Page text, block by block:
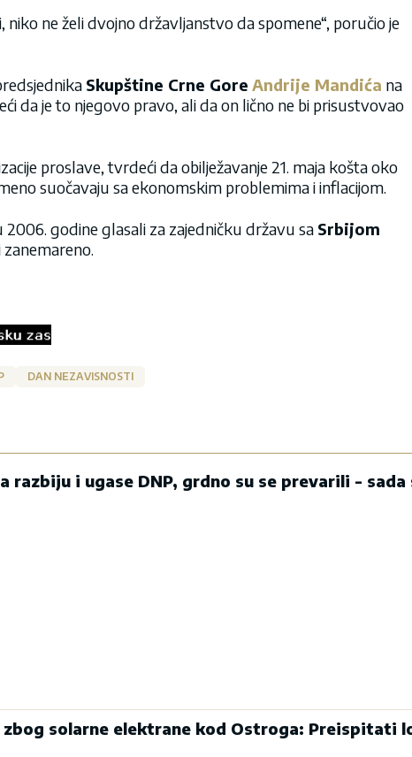
niko ne želi dvojno državljanstvo da spomene“, poručio je
Skupštine Crne Gore Andrije Mandića na
da je to njegovo pravo, ali da on lično ne bi prisustvovao
proslave, tvrdeći da obilježavanje 21. maja košta oko
suočavaju sa ekonomskim problemima i inflacijom.
2006. godine glasali za zajedničku državu sa Srbijom
DAN NEZAVISNOSTI
razbiju i ugase DNP, grdno su se prevarili - sada
solarne elektrane kod Ostroga: Preispitati